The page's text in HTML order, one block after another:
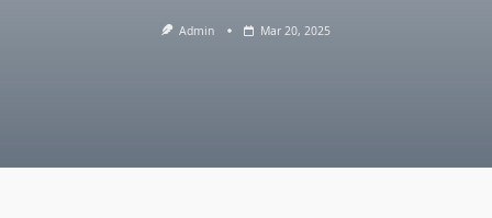
Admin Mar 20, 2025